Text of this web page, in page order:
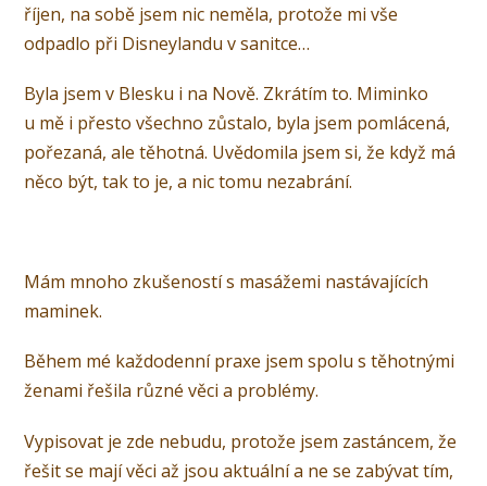
říjen, na sobě jsem nic neměla, protože mi vše
odpadlo při Disneylandu v sanitce…
Byla jsem v Blesku i na Nově. Zkrátím to. Miminko
u mě i přesto všechno zůstalo, byla jsem pomlácená,
pořezaná, ale těhotná. Uvědomila jsem si, že když má
něco být, tak to je, a nic tomu nezabrání.
Mám mnoho zkušeností s masážemi nastávajících
maminek.
Během mé každodenní praxe jsem spolu s těhotnými
ženami řešila různé věci a problémy.
Vypisovat je zde nebudu, protože jsem zastáncem, že
řešit se mají věci až jsou aktuální a ne se zabývat tím,